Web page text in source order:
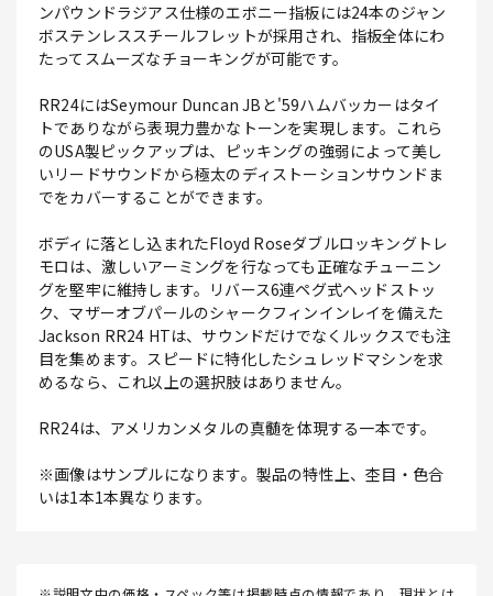
ンパウンドラジアス仕様のエボニー指板には24本のジャン
ボステンレススチールフレットが採用され、指板全体にわ
たってスムーズなチョーキングが可能です。
RR24にはSeymour Duncan JBと'59ハムバッカーはタイ
トでありながら表現力豊かなトーンを実現します。これら
のUSA製ピックアップは、ピッキングの強弱によって美し
いリードサウンドから極太のディストーションサウンドま
でをカバーすることができます。
ボディに落とし込まれたFloyd Roseダブルロッキングトレ
モロは、激しいアーミングを行なっても正確なチューニン
グを堅牢に維持します。リバース6連ペグ式ヘッドストッ
ク、マザーオブパールのシャークフィンインレイを備えた
Jackson RR24 HTは、サウンドだけでなくルックスでも注
目を集めます。スピードに特化したシュレッドマシンを求
めるなら、これ以上の選択肢はありません。
RR24は、アメリカンメタルの真髄を体現する一本です。
※画像はサンプルになります。製品の特性上、杢目・色合
いは1本1本異なります。